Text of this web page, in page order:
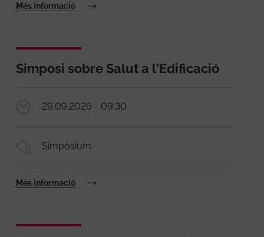
Més informació
Simposi sobre Salut a l'Edificació
29.09.2026 - 09:30
Simpòsium
Més informació